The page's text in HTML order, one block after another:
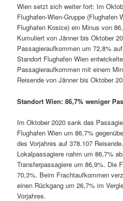
Wien setzt sich weiter fort: Im
Flughafen-Wien-Gruppe (Flughafen
Flughafen Kosice) ein Minus von
Kumuliert von Jänner bis Oktober
Passagieraufkommen um 72,8%
Standort Flughafen Wien
Passagieraufkommen mit einem
Reisende von Jänner bis Oktober
Standort Wien: 86,7% weniger
Im Oktober 2020 sank das
Flughafen Wien um 86,7%
des Vorjahres auf 378.107
Lokalpassagiere nahm um 86,7%
Transferpassagiere um 86,9%. Die
70,3%. Beim Frachtaufkommen
einen Rückgang um 26,7% im
Vorjahres.